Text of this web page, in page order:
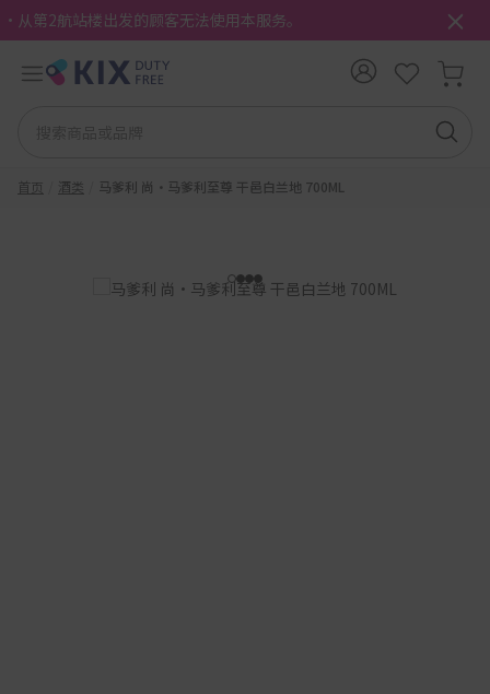
・从第2航站楼出发的顾客无法使用本服务。
首页 酒类 马爹利 尚•马爹利至尊 干邑白兰地 700ML
1234